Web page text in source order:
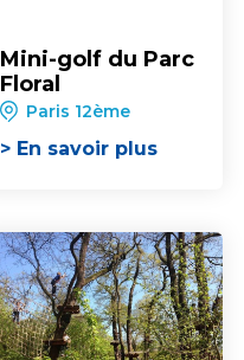
Mini-golf du Parc
Floral
Paris 12ème
> En savoir plus